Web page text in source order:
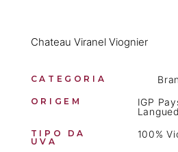
Chateau Viranel Viognier
CATEGORIA
ORIGEM
IGP
TIPO DA
UVA
100%